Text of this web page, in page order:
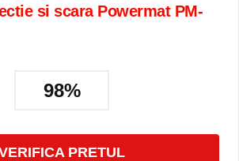
si scara Powermat PM-
98%
PRETUL